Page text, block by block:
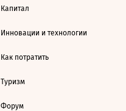
Капитал
Инновации и технологии
Как потратить
Туризм
Форум